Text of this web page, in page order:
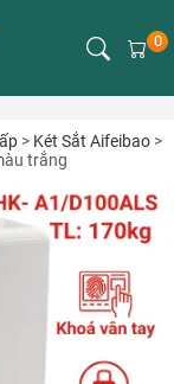
0
> Két Sắt Aifeibao >
trắng